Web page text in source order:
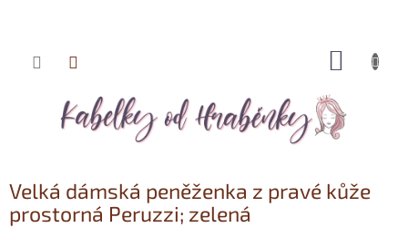
Přejít
Velká dámská peněženka z pravé kůže
prostorná Peruzzi; zelená